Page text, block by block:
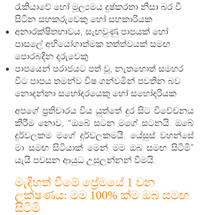
රැකියාවේ හෝ මූල්‍යමය දුෂ්කරතා නිසා බර වී
සිටින සහකරුවෙකු හෝ සහකාරියක
අනාරක්ෂිතභාවය, සැඟවුණු පාපයක් හෝ
පාසලේ අභියෝගාත්මක තත්ත්වයක් සමඟ
පොරබදින දරුවෙකු
පාපයෙන් පරාජයට පත් වූ, නැතහොත් සමහර
විට පාපය තමන්ව විෂ ගන්වමින් පවතින බව
නොදන්නා සහෝදරයෙකු හෝ සහෝදරියක
අපගේ ප්‍රතිචාරය විය යුත්තේ දුර සිට විවේචනය
කිරීම නොව, “ඔබේ සටන මගේ සටනයි. ඔබේ
දුර්වලකම මගේ දුර්වලකමයි. යේසුස් වහන්සේ
මා සමඟ සිටියාක් මෙන් මම ඔබ සමඟ සිටිමි”
යැයි පවසන ආයුධ උසුලන්නන් වීමයි.
මැදිහත් වීමේ ප්‍රේමයේ 1 වන
ලක්ෂණය: මම 100% ක්ම ඔබ සමඟ
සිටිමි